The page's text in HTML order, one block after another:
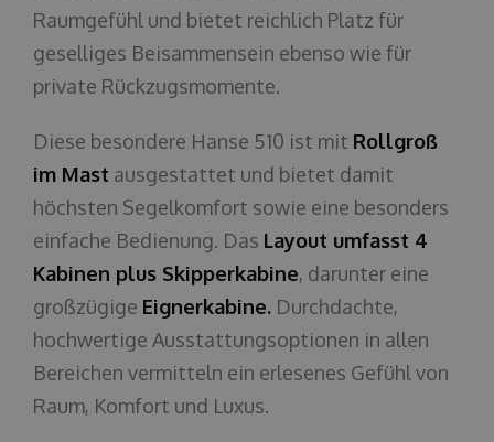
Raumgefühl und bietet reichlich Platz für
geselliges Beisammensein ebenso wie für
private Rückzugsmomente.
Diese besondere Hanse 510 ist mit Rollgroß
im Mast ausgestattet und bietet damit
höchsten Segelkomfort sowie eine besonders
einfache Bedienung. Das Layout umfasst 4
Kabinen plus Skipperkabine, darunter eine
großzügige Eignerkabine. Durchdachte,
hochwertige Ausstattungsoptionen in allen
Bereichen vermitteln ein erlesenes Gefühl von
Raum, Komfort und Luxus.